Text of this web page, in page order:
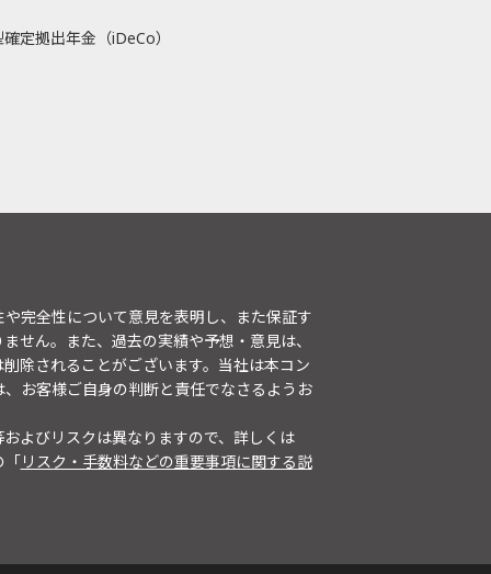
定拠出年金（iDeCo）
完全性について意見を表明し、また保証す
せん。また、過去の実績や予想・意見は、
除されることがございます。当社は本コン
お客様ご自身の判断と責任でなさるようお
よびリスクは異なりますので、詳しくは
「リスク・手数料などの重要事項に関する説